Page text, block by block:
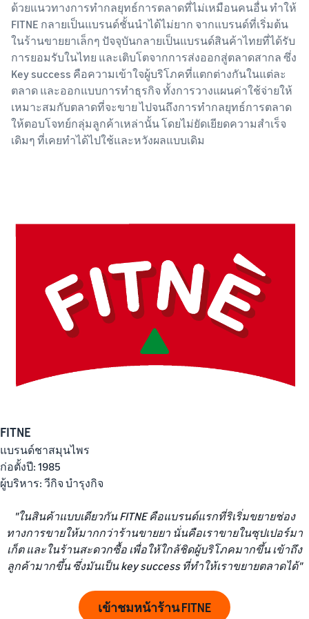
ด้วยแนวทางการทำกลยุทธ์การตลาดที่ไม่เหมือนคนอื่น ทำให้
FITNE กลายเป็นแบรนด์ชั้นนำได้ไม่ยาก จากแบรนด์ที่เริ่มต้น
ในร้านขายยาเล็กๆ ปัจจุบันกลายเป็นแบรนด์สินค้าไทยที่ได้รับ
การยอมรับในไทย และเติบโตจากการส่งออกสู่ตลาดสากล ซึ่ง
Key success คือความเข้าใจผู้บริโภคที่แตกต่างกันในแต่ละ
ตลาด และออกแบบการทำธุรกิจ ทั้งการวางแผนค่าใช้จ่ายให้
เหมาะสมกับตลาดที่จะขาย ไปจนถึงการทำกลยุทธ์การตลาด
ให้ตอบโจทย์กลุ่มลูกค้าเหล่านั้น โดยไม่ยัดเยียดความสำเร็จ
เดิมๆ ที่เคยทำได้ไปใช้และหวังผลแบบเดิม
FITNE
แบรนด์ชาสมุนไพร
ก่อตั้งปี: 1985
ผู้บริหาร: วีกิจ บำรุงกิจ
"ในสินค้าแบบเดียวกัน FITNE คือแบรนด์แรกที่ริเริ่มขยายช่อง
ทางการขายให้มากกว่าร้านขายยา นั่นคือเราขายในซุปเปอร์มา
เก็ต และในร้านสะดวกซื้อ เพื่อให้ใกล้ชิดผู้บริโภคมากขึ้น เข้าถึง
ลูกค้ามากขึ้น ซึ่งมันเป็น key success ที่ทำให้เราขยายตลาดได้"
เข้าชมหน้าร้าน FITNE